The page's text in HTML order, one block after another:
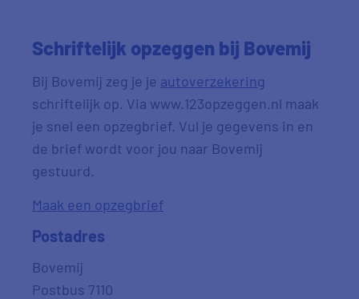
Schriftelijk opzeggen bij Bovemij
Bij Bovemij zeg je je autoverzekering
schriftelijk op. Via www.123opzeggen.nl maak
je snel een opzegbrief. Vul je gegevens in en
de brief wordt voor jou naar Bovemij
gestuurd.
Maak een opzegbrief
Postadres
Bovemij
Postbus 7110